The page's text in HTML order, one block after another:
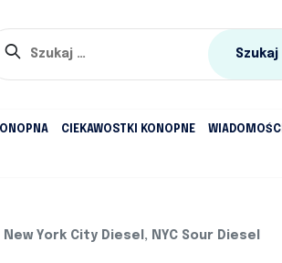
CIEKAWOSTKI KONOPNE WIADOMOŚCI
York City Diesel, NYC Sour Diesel